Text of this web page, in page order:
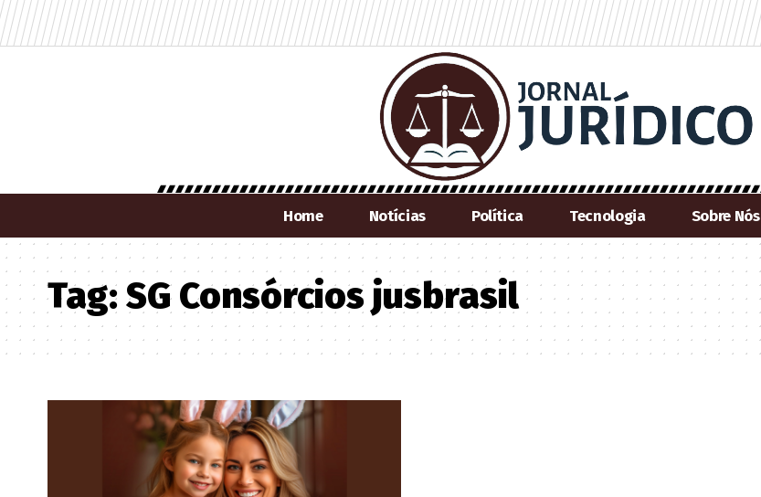
Home Notícias Política Tecnologia Sobre Nós
Tag: SG Consórcios jusbrasil